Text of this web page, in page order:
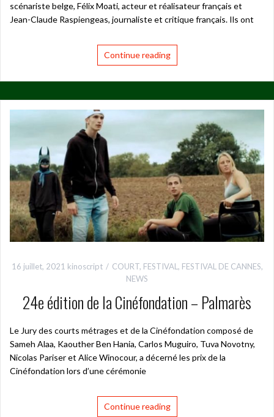
scénariste belge, Félix Moati, acteur et réalisateur français et
Jean-Claude Raspiengeas, journaliste et critique français. Ils ont
Continue reading
16 juillet, 2021 kinoscript COURT, FESTIVAL , FESTIVAL DE CANNES,
NEWS
24e édition de la Cinéfondation – Palmarès
Le Jury des courts métrages et de la Cinéfondation composé de
Sameh Alaa, Kaouther Ben Hania, Carlos Muguiro, Tuva Novotny,
Nicolas Pariser et Alice Winocour, a décerné les prix de la
Cinéfondation lors d’une cérémonie
Continue reading